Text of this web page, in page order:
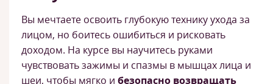
Вы мечтаете освоить глубокую технику ухода за
лицом, но боитесь ошибиться и рисковать
доходом. На курсе вы научитесь руками
чувствовать зажимы и спазмы в мышцах лица и
шеи, чтобы мягко и безопасно возвращать